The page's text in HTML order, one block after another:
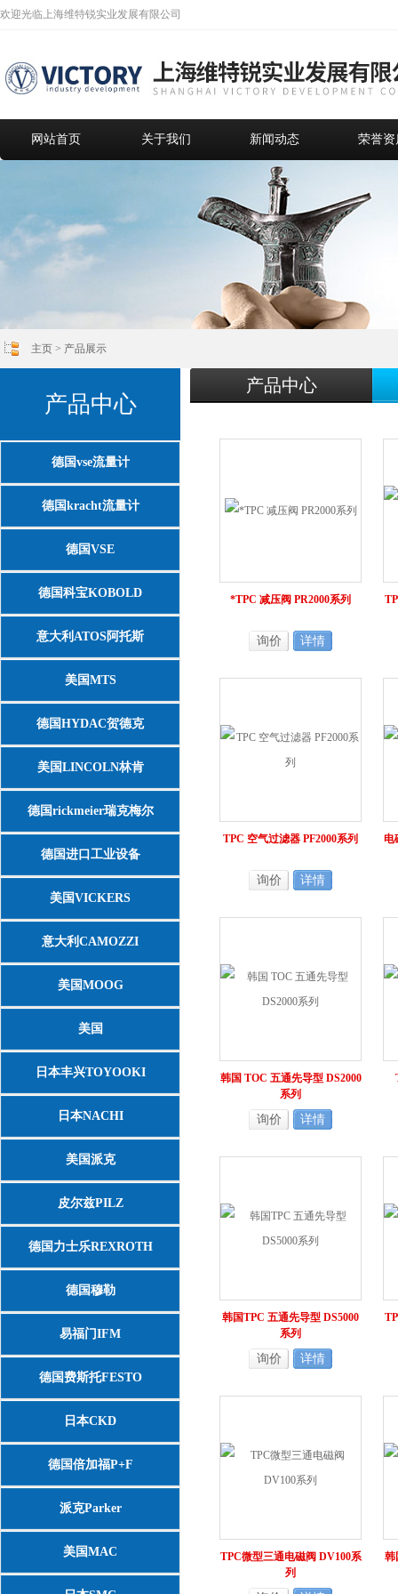
欢迎光临上海维特锐实业发展有限公司
网站首页 关于我们 新闻动态 荣誉资
主页 > 产品展示
产品中心
德国vse流量计
德国kracht流量计
德国VSE
德国科宝KOBOLD
意大利ATOS阿托斯
美国MTS
德国HYDAC贺德克
美国LINCOLN林肯
德国rickmeier瑞克梅尔
德国进口工业设备
美国VICKERS
意大利CAMOZZI
美国MOOG
美国
ASCO/NUMATICS/JOUCOMATIC
日本丰兴TOYOOKI
日本NACHI
美国派克
皮尔兹PILZ
德国力士乐REXROTH
德国穆勒
易福门IFM
德国费斯托FESTO
日本CKD
德国倍加福P+F
派克Parker
美国MAC
产品中心
*TPC 减压阀 PR2000系列
询价 详情
TPC 空气过滤器 PF2000系列
询价 详情
电
韩国 TOC 五通先导型 DS2000
系列
询价 详情
韩国TPC 五通先导型 DS5000
系列
询价 详情
TPC微型三通电磁阀 DV100系
列
韩